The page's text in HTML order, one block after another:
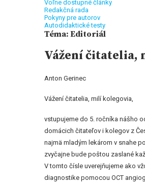
Voľne dostupné články
Redakčná rada
Pokyny pre autorov
Autodidaktické testy
Téma: Editoriál
Vážení čitatelia,
Anton Gerinec
Vážení čitatelia, milí kolegovia,
vstupujeme do 5. ročníka nášho
domácich čitateľov i kolegov z
najmä mladým lekárom v snahe
zvyčajne bude poštou zaslané
V tomto čísle uverejňujeme ako
diagnostike pomocou OCT